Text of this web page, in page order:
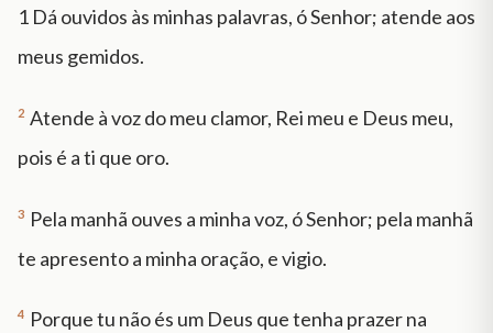
nt faith
1 Dá ouvidos às minhas palavras, ó Senhor; atende aos
meus gemidos.
2 Atende à voz do meu clamor, Rei meu e Deus meu,
pois é a ti que oro.
3 Pela manhã ouves a minha voz, ó Senhor; pela manhã
te apresento a minha oração, e vigio.
4 Porque tu não és um Deus que tenha prazer na